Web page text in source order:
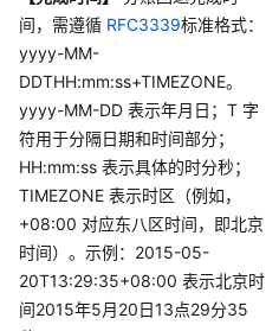
间，需遵循 RFC3339标准格式：
yyyy-MM-
DDTHH:mm:ss+TIMEZONE。
yyyy-MM-DD 表示年月日；T 字
符用于分隔日期和时间部分；
HH:mm:ss 表示具体的时分秒；
TIMEZONE 表示时区（例如，
+08:00 对应东八区时间，即北京
时间）。示例：2015-05-
20T13:29:35+08:00 表示北京时
间2015年5月20日13点29分35